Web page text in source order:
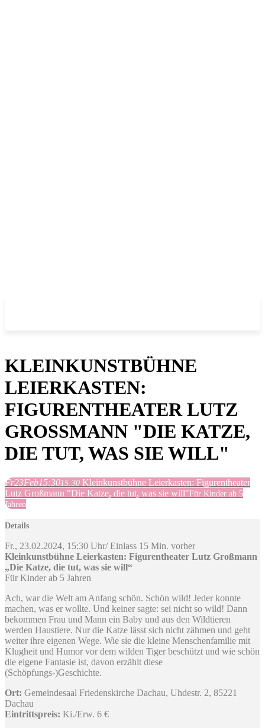
KLEINKUNSTBÜHNE
LEIERKASTEN:
FIGURENTHEATER LUTZ
GROSSMANN "DIE KATZE, D
IE TUT, WAS SIE WILL"
Fr23Feb15:3015:30 Kleinkunstbühne Leierkasten: Figurentheater
Lutz Großmann "Die Katze, die tut, was sie will"Für Kinder ab 5
Jahren
Details
Fr., 23.02.2024, 15:30 Uhr/ Einlass 15 Min. vorher
Kleinkunstbühne Leierkasten: Figurentheater Lutz Großmann
„Die Katze, die tut, was sie will“
Für Kinder ab 5 Jahren
Ach, war die Welt am Anfang schön. Schön wild! Jeder konnte
machen, was er wollte. Und keiner sagte: sei nicht so wild! Dann
bekommen Frau und Mann ein Baby und aus den Wildtieren
werden Haustiere. Nur die Katze lässt sich nicht zähmen und geht
weiter ihre eigenen Wege. Wie sie die kleine Menschenfamilie mit
Klugheit und Humor vor dem wilden Tiger beschützt und wie schön
die eigene Fantasie ist, davon erzählt diese
(Schöpfungs-)Geschichte.
Ort: Gemeindesaal Friedenskirche Dachau, Uhdestr. 2, 85221
Dachau
Eintrittspreis: Ki./Erw. 6 €